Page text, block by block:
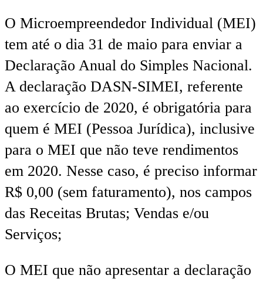
O Microempreendedor Individual (MEI)
tem até o dia 31 de maio para enviar a
Declaração Anual do Simples Nacional.
A declaração DASN-SIMEI, referente
ao exercício de 2020, é obrigatória para
quem é MEI (Pessoa Jurídica), inclusive
para o MEI que não teve rendimentos
em 2020. Nesse caso, é preciso informar
R$ 0,00 (sem faturamento), nos campos
das Receitas Brutas; Vendas e/ou
Serviços;
O MEI que não apresentar a declaração